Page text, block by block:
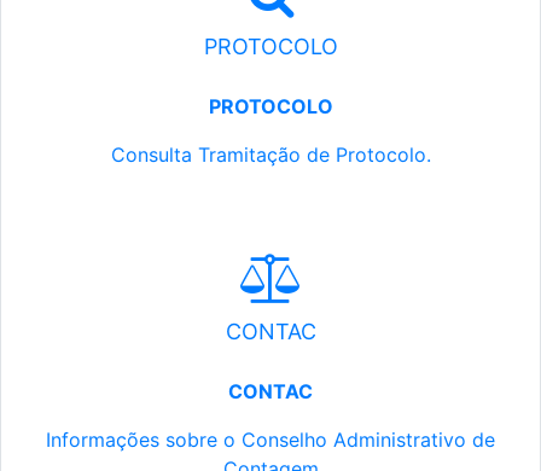
PROTOCOLO
PROTOCOLO
Consulta Tramitação de Protocolo.
CONTAC
CONTAC
Informações sobre o Conselho Administrativo de